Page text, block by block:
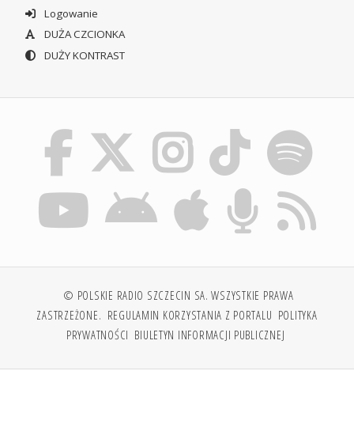
Logowanie
DUŻA CZCIONKA
DUŻY KONTRAST
© POLSKIE RADIO SZCZECIN SA. WSZYSTKIE PRAWA
ZASTRZEŻONE. REGULAMIN KORZYSTANIA Z PORTALU POLITYKA
PRYWATNOŚCI BIULETYN INFORMACJI PUBLICZNEJ